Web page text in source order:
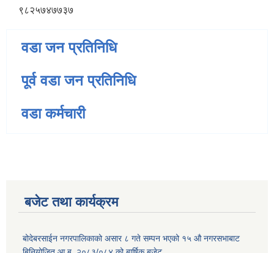
९८२५७४७७३७
वडा जन प्रतिनिधि
पूर्व वडा जन प्रतिनिधि
वडा कर्मचारी
बजेट तथा कार्यक्रम
बोदेबरसाईन नगरपालिकाको असार ८ गते सम्पन भएको १५ ‍‍‍औ नगरसभाबाट